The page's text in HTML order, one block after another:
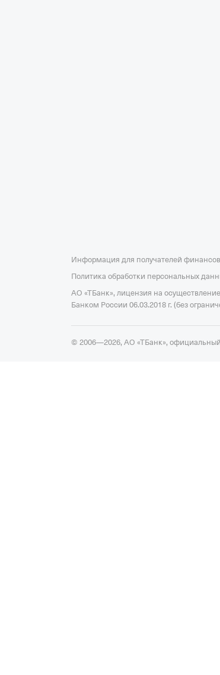
Информация для получателей
Политика обработки персональных
АО «ТБанк», лицензия на
Банком России 06.03.2018 г. (без
© 2006—2026, АО «ТБанк», официальный